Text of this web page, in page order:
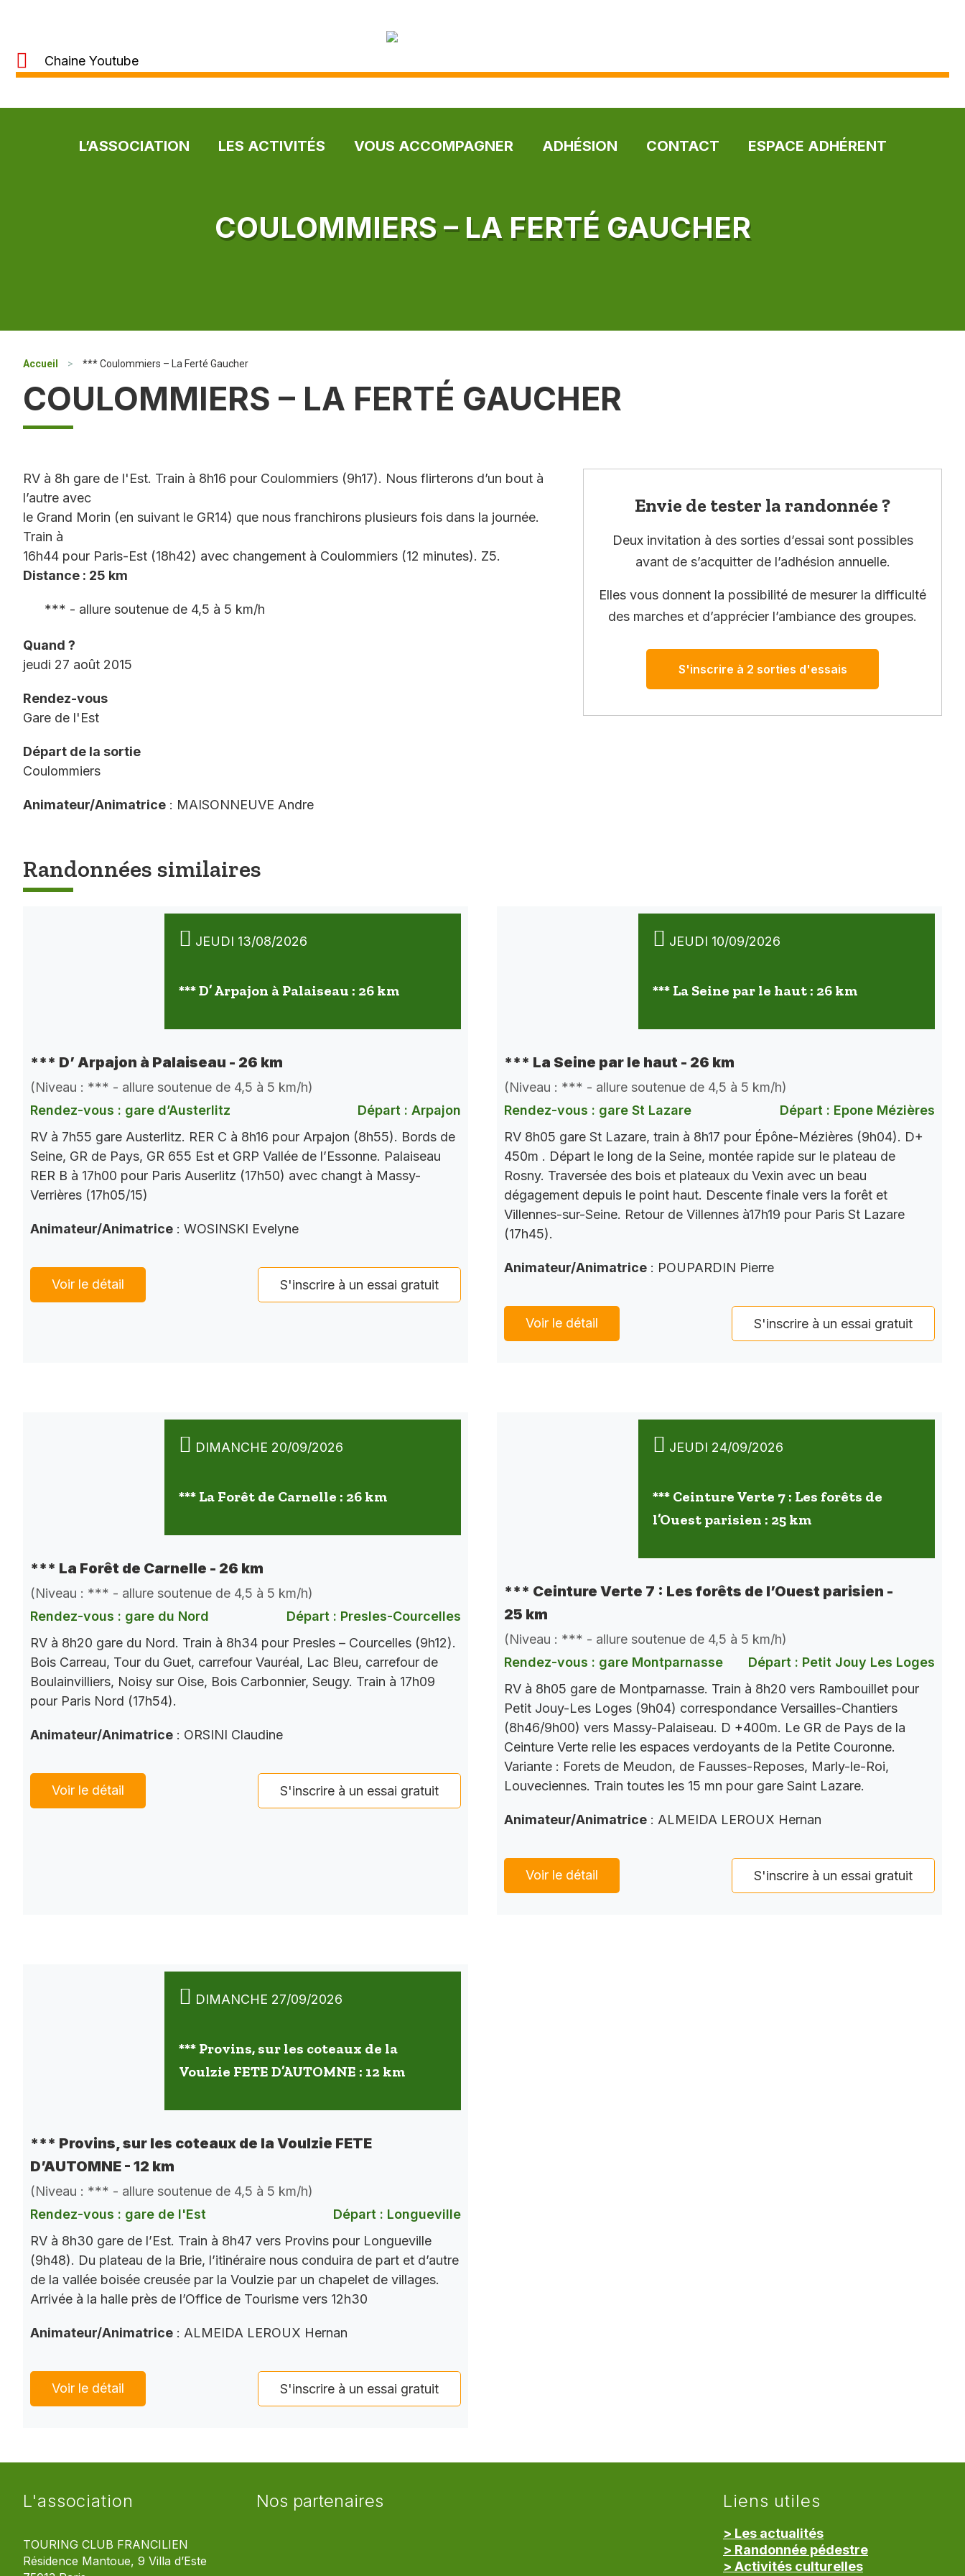
Chaine Youtube
L’ASSOCIATION LES ACTIVITÉS VOUS ACCOMPAGNER ADHÉSION CONTACT ESPACE ADHÉRENT
COULOMMIERS – LA FERTÉ GAUCHER
Accueil > *** Coulommiers – La Ferté Gaucher
COULOMMIERS – LA FERTÉ GAUCHER
RV à 8h gare de l'Est. Train à 8h16 pour Coulommiers (9h17). Nous flirterons d’un bout à
l’autre avec
le Grand Morin (en suivant le GR14) que nous franchirons plusieurs fois dans la journée.
Train à
16h44 pour Paris-Est (18h42) avec changement à Coulommiers (12 minutes). Z5.
Distance : 25 km
*** - allure soutenue de 4,5 à 5 km/h
Quand ?
jeudi 27 août 2015
Rendez-vous
Gare de l'Est
Départ de la sortie
Coulommiers
Animateur/Animatrice : MAISONNEUVE Andre
Envie de tester la randonnée ?
Deux invitation à des sorties d’essai sont possibles
avant de s’acquitter de l’adhésion annuelle.
Elles vous donnent la possibilité de mesurer la difficulté
des marches et d’apprécier l’ambiance des groupes.
S'inscrire à 2 sorties d'essais
Randonnées similaires
JEUDI 13/08/2026
*** D’ Arpajon à Palaiseau : 26 km
*** D’ Arpajon à Palaiseau - 26 km
(Niveau : *** - allure soutenue de 4,5 à 5 km/h)
Rendez-vous : gare d’Austerlitz
Départ : Arpajon
RV à 7h55 gare Austerlitz. RER C à 8h16 pour Arpajon (8h55). Bords de
Seine, GR de Pays, GR 655 Est et GRP Vallée de l’Essonne. Palaiseau
RER B à 17h00 pour Paris Auserlitz (17h50) avec changt à Massy-
Verrières (17h05/15)
Animateur/Animatrice : WOSINSKI Evelyne
Voir le détail S'inscrire à un essai gratuit
JEUDI 10/09/2026
*** La Seine par le haut : 26 km
*** La Seine par le haut - 26 km
(Niveau : *** - allure soutenue de 4,5 à 5 km/h)
Rendez-vous : gare St Lazare
Départ : Epone Mézières
RV 8h05 gare St Lazare, train à 8h17 pour Épône-Mézières (9h04). D+
450m . Départ le long de la Seine, montée rapide sur le plateau de
Rosny. Traversée des bois et plateaux du Vexin avec un beau
dégagement depuis le point haut. Descente finale vers la forêt et
Villennes-sur-Seine. Retour de Villennes à17h19 pour Paris St Lazare
(17h45).
Animateur/Animatrice : POUPARDIN Pierre
Voir le détail S'inscrire à un essai gratuit
DIMANCHE 20/09/2026
*** La Forêt de Carnelle : 26 km
*** La Forêt de Carnelle - 26 km
(Niveau : *** - allure soutenue de 4,5 à 5 km/h)
Rendez-vous : gare du Nord
Départ : Presles-Courcelles
RV à 8h20 gare du Nord. Train à 8h34 pour Presles – Courcelles (9h12).
Bois Carreau, Tour du Guet, carrefour Vauréal, Lac Bleu, carrefour de
Boulainvilliers, Noisy sur Oise, Bois Carbonnier, Seugy. Train à 17h09
pour Paris Nord (17h54).
Animateur/Animatrice : ORSINI Claudine
Voir le détail S'inscrire à un essai gratuit
JEUDI 24/09/2026
*** Ceinture Verte 7 : Les forêts de
l’Ouest parisien : 25 km
*** Ceinture Verte 7 : Les forêts de l’Ouest parisien -
25 km
(Niveau : *** - allure soutenue de 4,5 à 5 km/h)
Rendez-vous : gare Montparnasse
Départ : Petit Jouy Les Loges
RV à 8h05 gare de Montparnasse. Train à 8h20 vers Rambouillet pour
Petit Jouy-Les Loges (9h04) correspondance Versailles-Chantiers
(8h46/9h00) vers Massy-Palaiseau. D +400m. Le GR de Pays de la
Ceinture Verte relie les espaces verdoyants de la Petite Couronne.
Variante : Forets de Meudon, de Fausses-Reposes, Marly-le-Roi,
Louveciennes. Train toutes les 15 mn pour gare Saint Lazare.
Animateur/Animatrice : ALMEIDA LEROUX Hernan
Voir le détail S'inscrire à un essai gratuit
DIMANCHE 27/09/2026
*** Provins, sur les coteaux de la
Voulzie FETE D’AUTOMNE : 12 km
*** Provins, sur les coteaux de la Voulzie FETE
D’AUTOMNE - 12 km
(Niveau : *** - allure soutenue de 4,5 à 5 km/h)
Rendez-vous : gare de l'Est
Départ : Longueville
RV à 8h30 gare de l’Est. Train à 8h47 vers Provins pour Longueville
(9h48). Du plateau de la Brie, l’itinéraire nous conduira de part et d’autre
de la vallée boisée creusée par la Voulzie par un chapelet de villages.
Arrivée à la halle près de l’Office de Tourisme vers 12h30
Animateur/Animatrice : ALMEIDA LEROUX Hernan
Voir le détail S'inscrire à un essai gratuit
L'association
TOURING CLUB FRANCILIEN
Résidence Mantoue, 9 Villa d’Este
Nos partenaires Liens utiles
> Les actualités
> Randonnée pédestre
> Activités culturelles